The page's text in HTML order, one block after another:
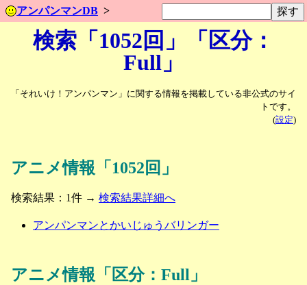
アンパンマンDB
検索「1052回」「区分：
Full」
「それいけ！アンパンマン」に関する情報を掲載している非公式のサイ
トです。
(設定)
アニメ情報「1052回」
検索結果：1件 → 検索結果詳細へ
アンパンマンとかいじゅうバリンガー
アニメ情報「区分：Full」